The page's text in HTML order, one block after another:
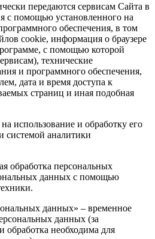
передаются сервисам Сайта в
с помощью установленного на
обеспечения, в том
cookie, информация о браузере
с помощью которой
технические
и программного обеспечения,
дата и время доступа к
страниц и иная подобная
использование и обработку его
системой аналитики
обработка персональных
данных с помощью
данных» – временное
данных (за
обработка необходима для